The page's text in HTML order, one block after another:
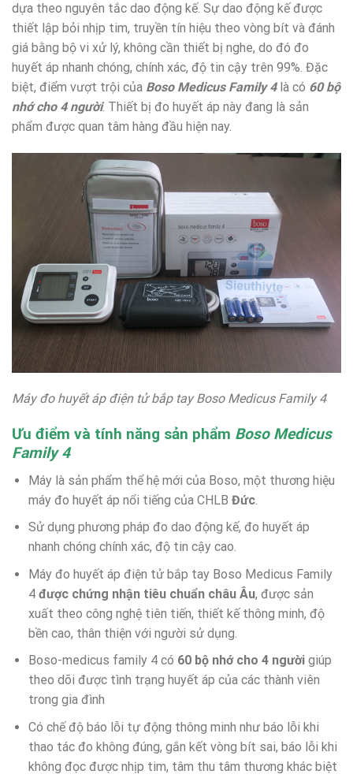
dựa theo nguyên tắc dao động kế. Sự dao động kế được
thiết lập bỏi nhịp tim, truyền tín hiệu theo vòng bít và đánh
giá bằng bộ vi xử lý, không cần thiết bị nghe, do đó đo
huyết áp nhanh chóng, chính xác, độ tin cậy trên 99%. Đặc
biệt, điểm vượt trội của Boso Medicus Family 4là có 60 bộ
nhớ cho 4 người. Thiết bị đo huyết áp này đang là sản
phẩm được quan tâm hàng đầu hiện nay.
Máy đo huyết áp điện tử bắp tay Boso Medicus Family 4
Ưu điểm và tính năng sản phẩm Boso Medicus
Family 4
Máy là sản phẩm thể hệ mới của Boso, một thương hiệu
máy đo huyết áp nổi tiếng của CHLB Đức.
Sử dụng phương pháp đo dao động kế, đo huyết áp
nhanh chóng chính xác, độ tin cậy cao.
Máy đo huyết áp điện tử bắp tay Boso Medicus Family
4 được chứng nhận tiêu chuẩn châu Âu, được sản
xuất theo công nghệ tiên tiến, thiết kế thông minh, độ
bền cao, thân thiện với người sử dụng.
Boso-medicus family 4 có 60 bộ nhớ cho 4 ngườigiúp
theo dõi được tình trạng huyết áp của các thành viên
trong gia đình
Có chế độ báo lỗi tự động thông minh như báo lỗi khi
thao tác đo không đúng, gắn kết vòng bít sai, báo lỗi khi
không đọc được nhịp tim, tâm thu tâm thương khác biệt